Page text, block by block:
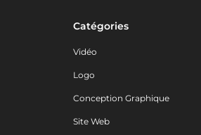
Catégories
Vidéo
Logo
Conception Graphique
Site Web